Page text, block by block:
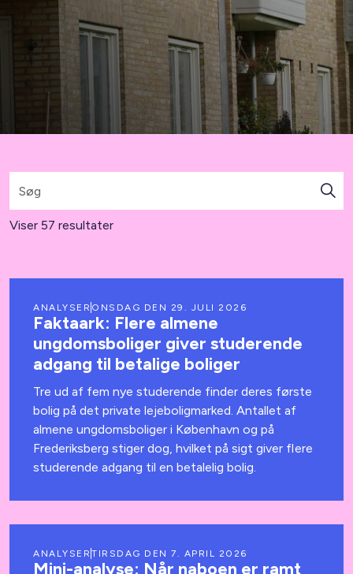
Viser 57 resultater
ANALYSER ONSDAG DEN 29. JULI 2026
Faktaark: Flere almene
ungdomsboliger giver studerende
adgang til betalige boliger
Tre ud af fem nye studerende finder deres første
bolig på det private lejeboligmarked. Antallet af
almene ungdomsboliger i København og på
Frederiksberg stiger dog, hvilket på sigt giver flere
studerende adgang til en betalelig bolig.
ANALYSER TIRSDAG DEN 7. APRIL 2026
Mini-analyse: Når naboen er ramt